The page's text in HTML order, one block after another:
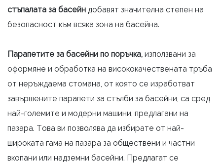
стъпалата за басейн добавят значителна степен на
безопасност към всяка зона на басейна.
Парапетите за басейни по поръчка, използвани за
оформяне и обработка на висококачествената тръба
от неръждаема стомана, от която се изработват
завършените парапети за стълби за басейни, са сред
най-големите и модерни машини, предлагани на
пазара. Това ви позволява да избирате от най-
широката гама на пазара за обществени и частни
вкопани или надземни басейни. Предлагат се